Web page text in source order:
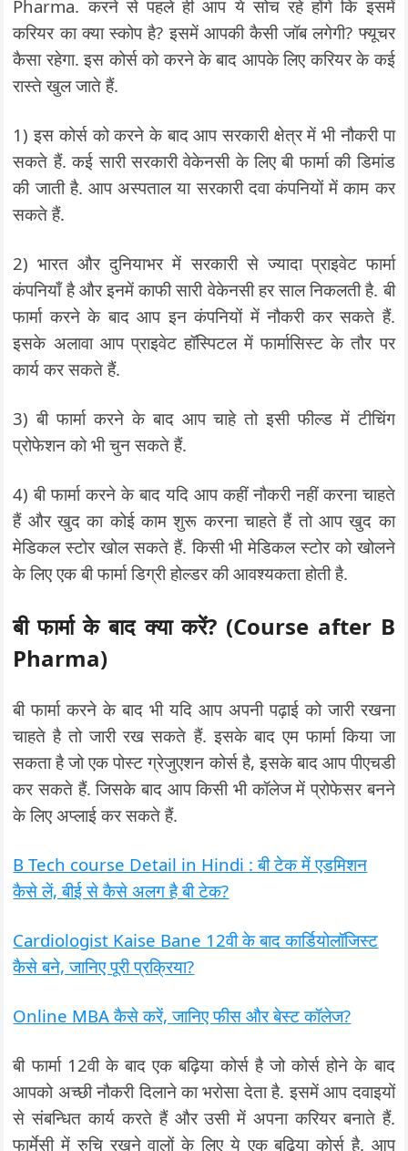
Pharma. करने से पहले ही आप ये सोच रहे होंगे कि इसमें
करियर का क्या स्कोप है? इसमें आपकी कैसी जॉब लगेगी? फ्यूचर
कैसा रहेगा. इस कोर्स को करने के बाद आपके लिए करियर के कई
रास्ते खुल जाते हैं.
1) इस कोर्स को करने के बाद आप सरकारी क्षेत्र में भी नौकरी पा
सकते हैं. कई सारी सरकारी वेकेनसी के लिए बी फार्मा की डिमांड
की जाती है. आप अस्पताल या सरकारी दवा कंपनियों में काम कर
सकते हैं.
2) भारत और दुनियाभर में सरकारी से ज्यादा प्राइवेट फार्मा
कंपनियाँ है और इनमें काफी सारी वेकेनसी हर साल निकलती है. बी
फार्मा करने के बाद आप इन कंपनियों में नौकरी कर सकते हैं.
इसके अलावा आप प्राइवेट हॉस्पिटल में फार्मासिस्ट के तौर पर
कार्य कर सकते हैं.
3) बी फार्मा करने के बाद आप चाहे तो इसी फील्ड में टीचिंग
प्रोफेशन को भी चुन सकते हैं.
4) बी फार्मा करने के बाद यदि आप कहीं नौकरी नहीं करना चाहते
हैं और खुद का कोई काम शुरू करना चाहते हैं तो आप खुद का
मेडिकल स्टोर खोल सकते हैं. किसी भी मेडिकल स्टोर को खोलने
के लिए एक बी फार्मा डिग्री होल्डर की आवश्यकता होती है.
बी फार्मा के बाद क्या करें? (Course after B
Pharma)
बी फार्मा करने के बाद भी यदि आप अपनी पढ़ाई को जारी रखना
चाहते है तो जारी रख सकते हैं. इसके बाद एम फार्मा किया जा
सकता है जो एक पोस्ट ग्रेजुएशन कोर्स है, इसके बाद आप पीएचडी
कर सकते हैं. जिसके बाद आप किसी भी कॉलेज में प्रोफेसर बनने
के लिए अप्लाई कर सकते हैं.
B Tech course Detail in Hindi : बी टेक में एडमिशन
कैसे लें, बीई से कैसे अलग है बी टेक?
Cardiologist Kaise Bane 12वी के बाद कार्डियोलॉजिस्ट
कैसे बने, जानिए पूरी प्रक्रिया?
Online MBA कैसे करें, जानिए फीस और बेस्ट कॉलेज?
बी फार्मा 12वी के बाद एक बढ़िया कोर्स है जो कोर्स होने के बाद
आपको अच्छी नौकरी दिलाने का भरोसा देता है. इसमें आप दवाइयों
से संबन्धित कार्य करते हैं और उसी में अपना करियर बनाते हैं.
फार्मेसी में रुचि रखने वालों के लिए ये एक बढ़िया कोर्स है. आप